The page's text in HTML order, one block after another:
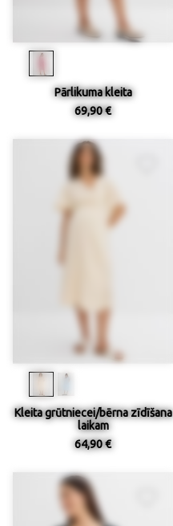
Pārlikuma kleita
69,90 €
Kleita grūtniecei/bērna zīdīšana
laikam
64,90 €